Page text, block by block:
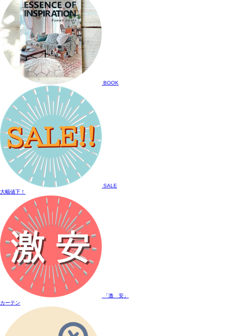
BOOK
SALE
大幅値下！
「激 安」
カーテン